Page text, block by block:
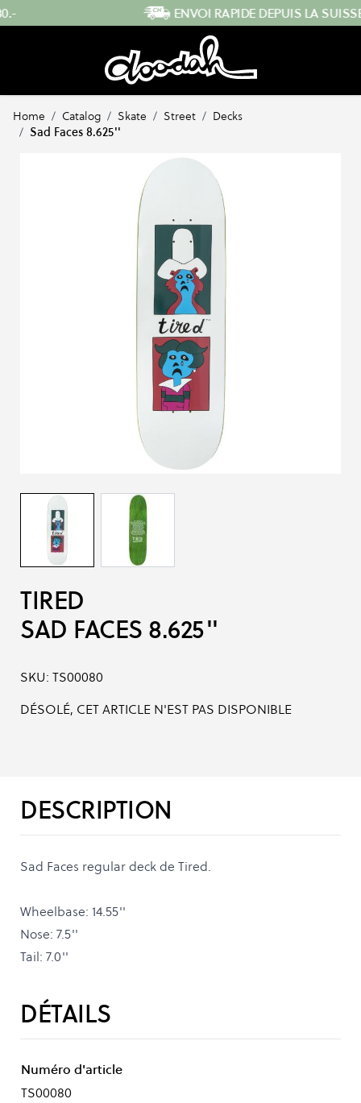
Skip to Content
ENVOI RAPIDE DEPUIS LA SUISSE
Home / Catalog / Skate / Street / Decks
/ Sad Faces 8.625''
TIRED
SAD FACES 8.625''
SKU: TS00080
DÉSOLÉ, CET ARTICLE N'EST PAS DISPONIBLE
DESCRIPTION
Sad Faces regular deck de Tired.
Wheelbase: 14.55''
Nose: 7.5''
Tail: 7.0''
DÉTAILS
Numéro d'article
TS00080